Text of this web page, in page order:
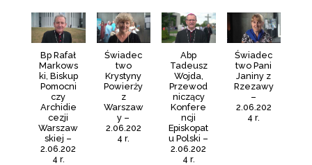
Bp Rafał
Markows
ki, Biskup
Pomocni
czy
Archidie
cezji
Warszaw
skiej –
2.06.202
4 r.
Świadec
two
Krystyny
Powierży
z
Warszaw
y –
2.06.202
4 r.
Abp
Tadeusz
Wojda,
Przewod
niczący
Konfere
ncji
Episkopat
u Polski –
2.06.202
4 r.
Świadec
two Pani
Janiny z
Rzezawy
–
2.06.202
4 r.